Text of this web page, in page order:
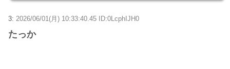
3: 2026/06/01(月) 10:33:40.45 ID:0LcphIJH0
たっか